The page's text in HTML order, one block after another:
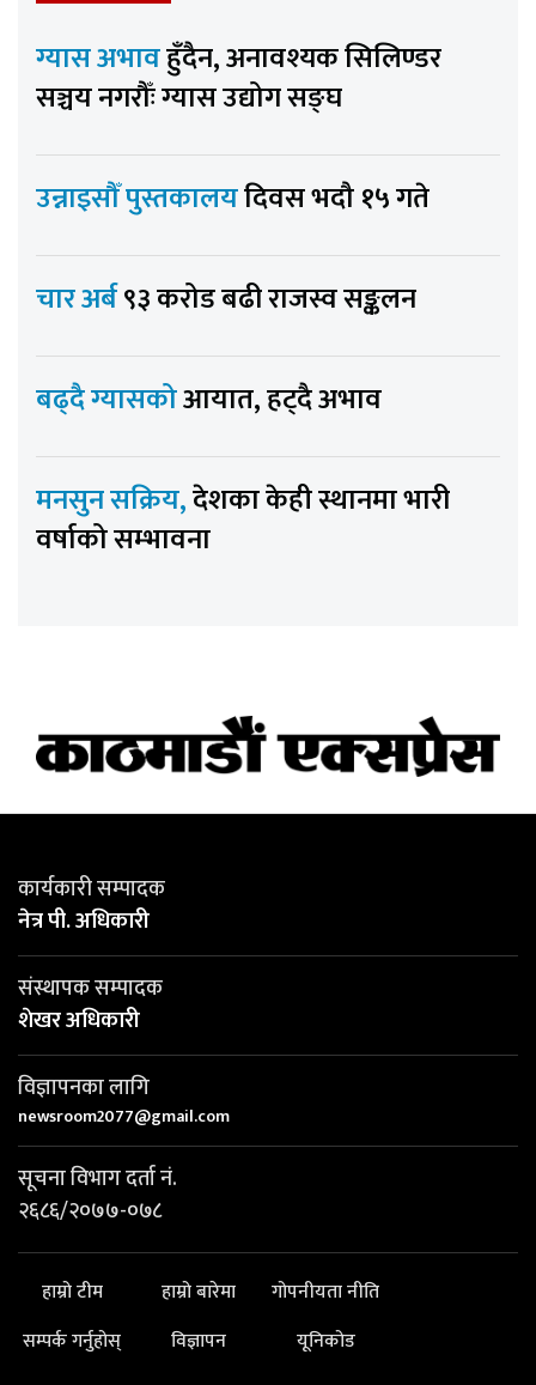
ग्यास अभावहुँदैन, अनावश्यक सिलिण्डर
सञ्चय नगरौँः ग्यास उद्योग सङ्घ
उन्नाइसौँ पुस्तकालयदिवस भदौ १५ गते
चार अर्ब९३ करोड बढी राजस्व सङ्कलन
बढ्दै ग्यासकोआयात, हट्दै अभाव
मनसुन सक्रिय,देशका केही स्थानमा भारी
वर्षाको सम्भावना
कार्यकारी सम्पादक
नेत्र पी. अधिकारी
संस्थापक सम्पादक
शेखर अधिकारी
विज्ञापनका लागि
newsroom2077@gmail.com
सूचना विभाग दर्ता नं.
२६८६/२०७७-०७८
हाम्रो टीम हाम्रो बारेमा
गोपनीयता नीति
सम्पर्क गर्नुहोस्
विज्ञापन यूनिकोड